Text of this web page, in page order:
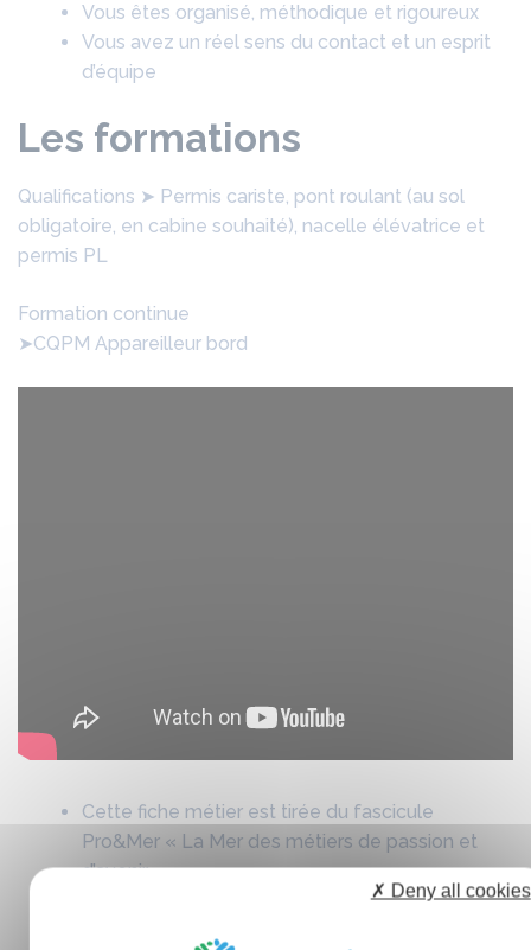
Vous êtes organisé, méthodique et rigoureux
Vous avez un réel sens du contact et un esprit
d’équipe
Les formations
Qualifications ➤ Permis cariste, pont roulant (au sol
obligatoire, en cabine souhaité), nacelle élévatrice et
permis PL
Formation continue
➤CQPM Appareilleur bord
Cette fiche métier est tirée du fascicule
Pro&Mer « La Mer des métiers de passion et
d’avenir ».
✗ Deny all cookies